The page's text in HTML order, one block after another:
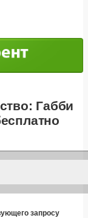
Габби
запросу